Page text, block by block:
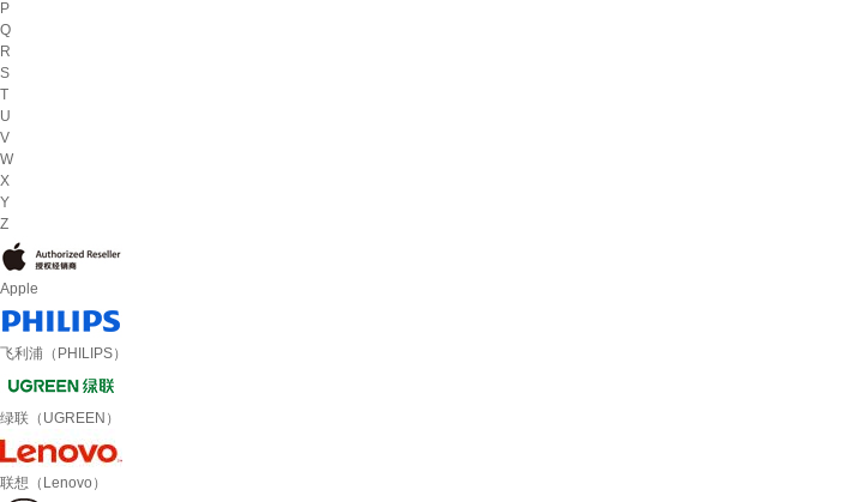
P
Q
R
S
T
U
V
W
X
Y
Z
Apple
飞利浦（PHILIPS）
绿联（UGREEN）
联想（Lenovo）